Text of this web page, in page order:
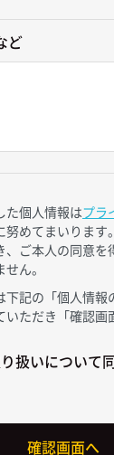
ど
た個人情報はプラ
努めてまいります
、ご本人の同意を
ん。
下記の「個人情報
いただき「確認画
扱いについて